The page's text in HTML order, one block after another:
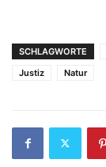
SCHLAGWORTE
Justiz
Natur